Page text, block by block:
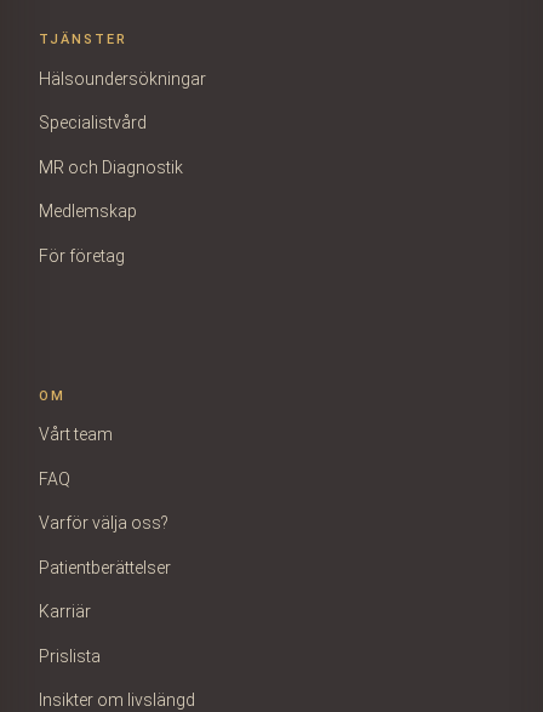
TJÄNSTER
Hälsoundersökningar
Specialistvård
MR och Diagnostik
Medlemskap
För företag
OM
Vårt team
FAQ
Varför välja oss?
Patientberättelser
Karriär
Prislista
Insikter om livslängd